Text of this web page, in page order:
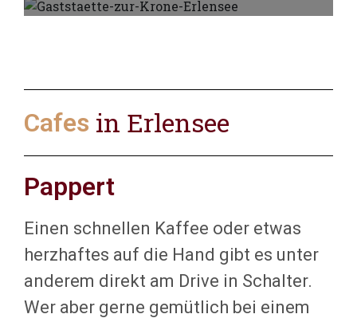
Gut Bürgerlich
Cafes in Erlensee
Pappert
Einen schnellen Kaffee oder etwas
herzhaftes auf die Hand gibt es unter
anderem direkt am Drive in Schalter.
Wer aber gerne gemütlich bei einem